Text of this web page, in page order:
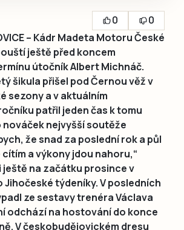
0
0
– Kádr Madeta Motoru České
ještě před koncem
útočník Albert Michnáč.
šikula přišel pod Černou věž v
sezony a v aktuálním
patřil jeden čas k tomu
nováček nejvyšší soutěže
že snad za poslední rok a půl
a výkony jdou nahoru,“
na začátku prosince v
týdeníky. V posledních
ze sestavy trenéra Václava
odchází na hostování do konce
V českobudějovickém dresu